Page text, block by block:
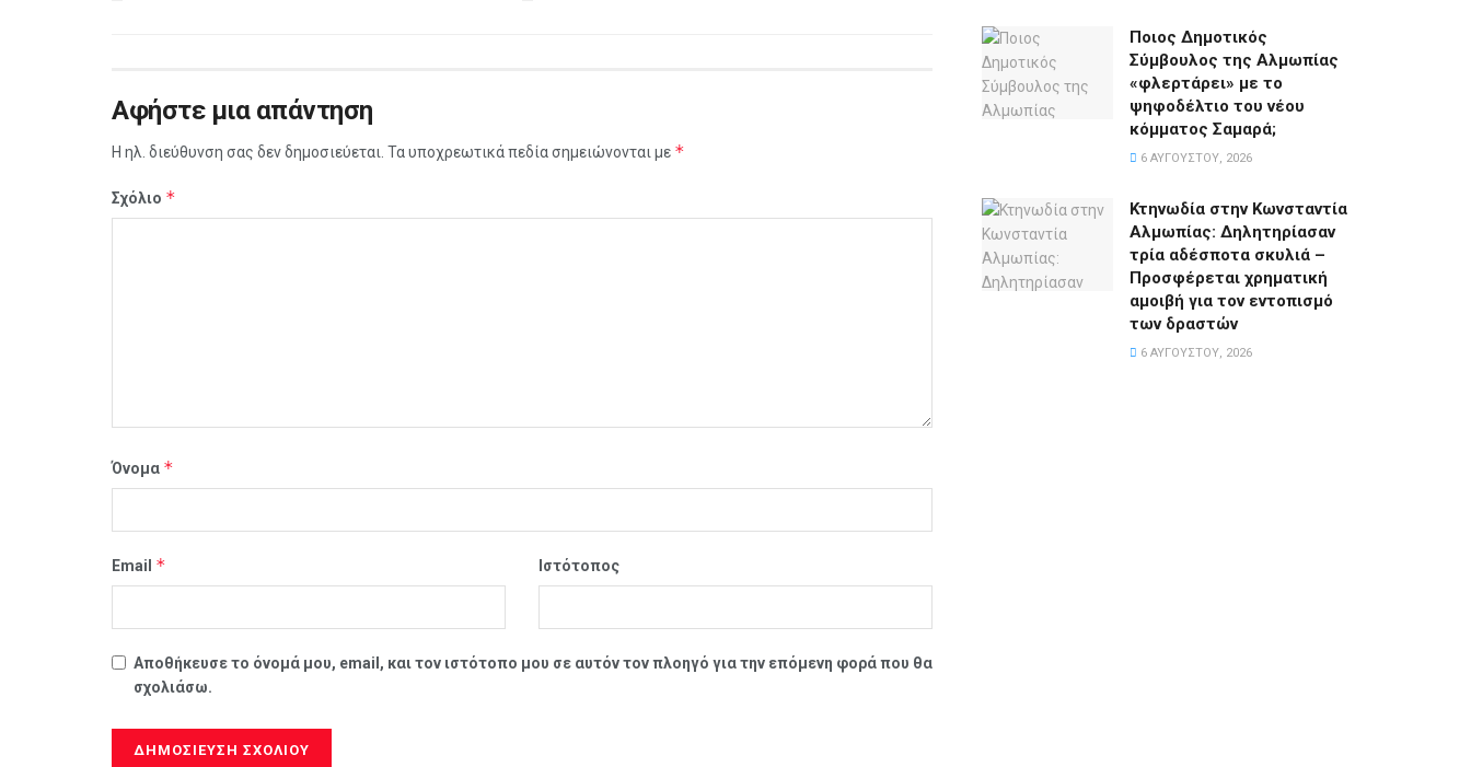
Αφήστε μια απάντηση
Η ηλ. διεύθυνση σας δεν δημοσιεύεται. Τα υποχρεωτικά πεδία σημειώνονται με *
Σχόλιο *
Όνομα *
Email * Ιστότοπος
Αποθήκευσε το όνομά μου, email, και τον ιστότοπο μου σε αυτόν τον πλοηγό για την επόμενη φορά που θα
σχολιάσω.
Ποιος Δημοτικός
Σύμβουλος της Αλμωπίας
«φλερτάρει» με το
ψηφοδέλτιο του νέου
κόμματος Σαμαρά;
6 ΑΥΓΟΎΣΤΟΥ, 2026
Κτηνωδία στην Κωνσταντία
Αλμωπίας: Δηλητηρίασαν
τρία αδέσποτα σκυλιά –
Προσφέρεται χρηματική
αμοιβή για τον εντοπισμό
των δραστών
6 ΑΥΓΟΎΣΤΟΥ, 2026